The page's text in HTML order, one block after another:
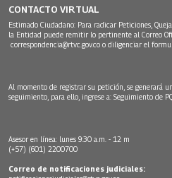
CONTACTO VIRTUAL
Estimado Ciudadano: Para radicar Peticiones,
la Entidad puede remitir lo pertinente al Correo
correspondencia@rtvc.gov.co o diligenciar el
Al momento de registrar su petición, se generará
seguimiento, para ello, ingrese a: Seguimiento de
Asesor en línea: lunes 9:30 a.m. - 12 m
(+57) (601) 2200700
Correo de notificaciones judiciales: